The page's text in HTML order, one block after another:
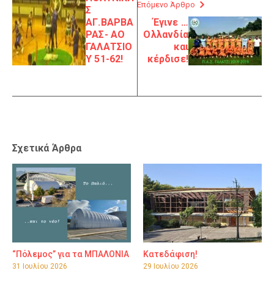
Σ
ΑΓ.ΒΑΡΒΑ
ΡΑΣ- ΑΟ
ΓΑΛΑΤΣΙΟ
Υ 51-62!
Επόμενο Άρθρο
Έγινε …
Ολλανδία
και
κέρδισε!
Σχετικά Άρθρα
“Πόλεμος” για τα ΜΠΑΛΟΝΙΑ
31 Ιουλίου 2026
Κατεδάφιση!
29 Ιουλίου 2026